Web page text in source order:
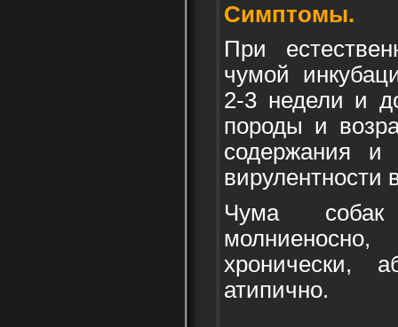
Симптомы.
При
чумой
2-3 недели и
породы и
содержания и
вирулентности
Чума собак
хронически,
атипично.